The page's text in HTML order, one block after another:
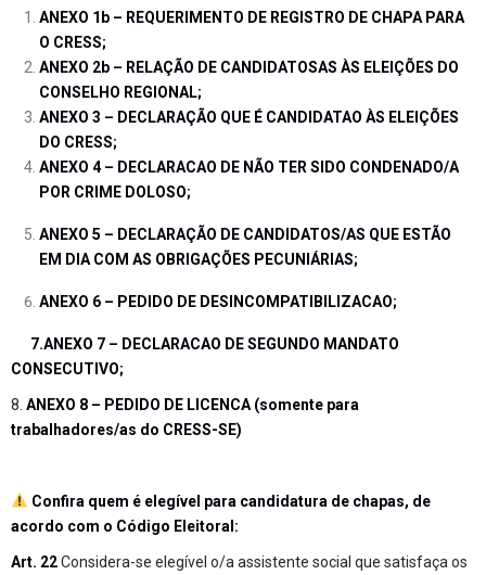
ANEXO 1b – REQUERIMENTO DE REGISTRO DE CHAPA PARA
O CRESS;
ANEXO 2b – RELAÇÃO DE CANDIDATOSAS ÀS ELEIÇÕES DO
CONSELHO REGIONAL;
ANEXO 3 – DECLARAÇÃO QUE É CANDIDATAO ÀS ELEIÇÕES
DO CRESS;
ANEXO 4 – DECLARACAO DE NÃO TER SIDO CONDENADO/A
POR CRIME DOLOSO;
ANEXO 5 – DECLARAÇÃO DE CANDIDATOS/AS QUE ESTÃO
EM DIA COM AS OBRIGAÇÕES PECUNIÁRIAS;
ANEXO 6 – PEDIDO DE DESINCOMPATIBILIZACAO;
7.ANEXO 7 – DECLARACAO DE SEGUNDO MANDATO
CONSECUTIVO;
8. ANEXO 8 – PEDIDO DE LICENCA (somente para
trabalhadores/as do CRESS-SE)
Confira quem é elegível para candidatura de chapas, de
acordo com o Código Eleitoral:
Art. 22Considera-se elegível o/a assistente social que satisfaça os